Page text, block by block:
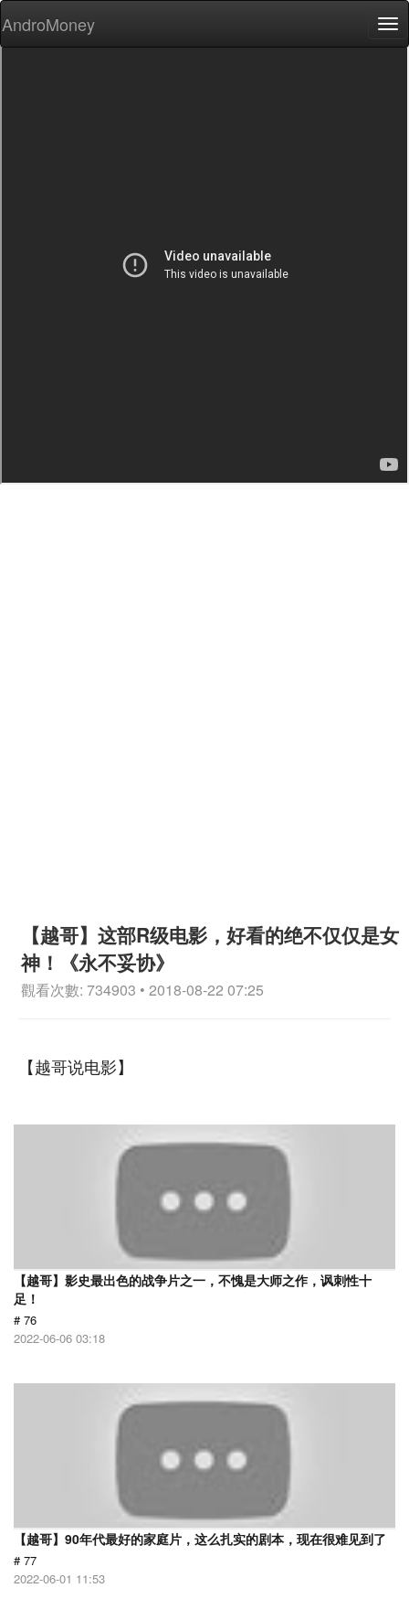
AndroMoney
【越哥】这部R级电影，好看的绝不仅仅是女
神！《永不妥协》
觀看次數: 734903 • 2018-08-22 07:25
【越哥说电影】
【越哥】影史最出色的战争片之一，不愧是大师之作，讽刺性十
足！
# 76
2022-06-06 03:18
【越哥】90年代最好的家庭片，这么扎实的剧本，现在很难见到了
# 77
2022-06-01 11:53